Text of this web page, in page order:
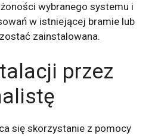
wybranego systemu i
w istniejącej bramie lub
zainstalowana.
przez
się skorzystanie z pomocy